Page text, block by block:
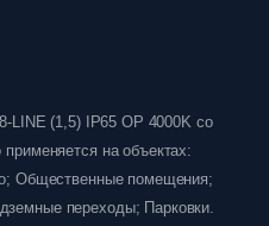
LINE (1,5) IP65 OP 4000K со
на объектах:
Общественные помещения;
переходы; Парковки.